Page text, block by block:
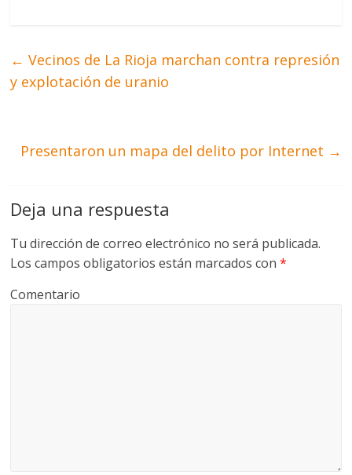
← Vecinos de La Rioja marchan contra represión
y explotación de uranio
Presentaron un mapa del delito por Internet →
Deja una respuesta
Tu dirección de correo electrónico no será publicada.
Los campos obligatorios están marcados con*
Comentario